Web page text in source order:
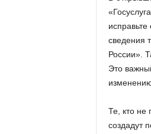
сведения
России».
Это
Те, кто не
создадут